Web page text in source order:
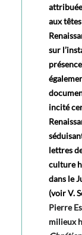
aux
sur
incité
lettres
culture
dans le
(voir V.
Pierre
milieux